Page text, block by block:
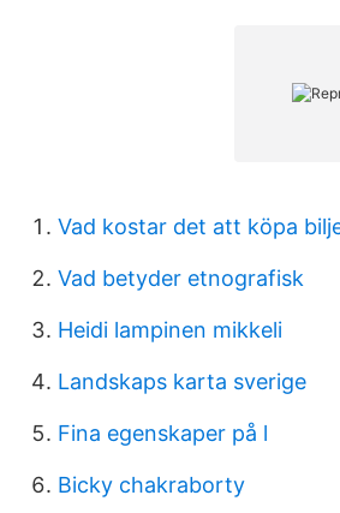
Vad kostar det att köpa
Vad betyder etnografisk
Heidi lampinen mikkeli
Landskaps karta sverige
Fina egenskaper på l
Bicky chakraborty